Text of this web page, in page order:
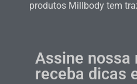
produtos Millbody tem
Assine nossa
receba dicas